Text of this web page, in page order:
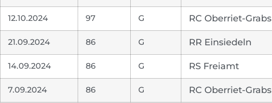
12.10.2024 97 G RC Oberriet-Grabs
21.09.2024 86 G RR Einsiedeln
14.09.2024 86 G RS Freiamt
7.09.2024 86 G RC Oberriet-Grabs